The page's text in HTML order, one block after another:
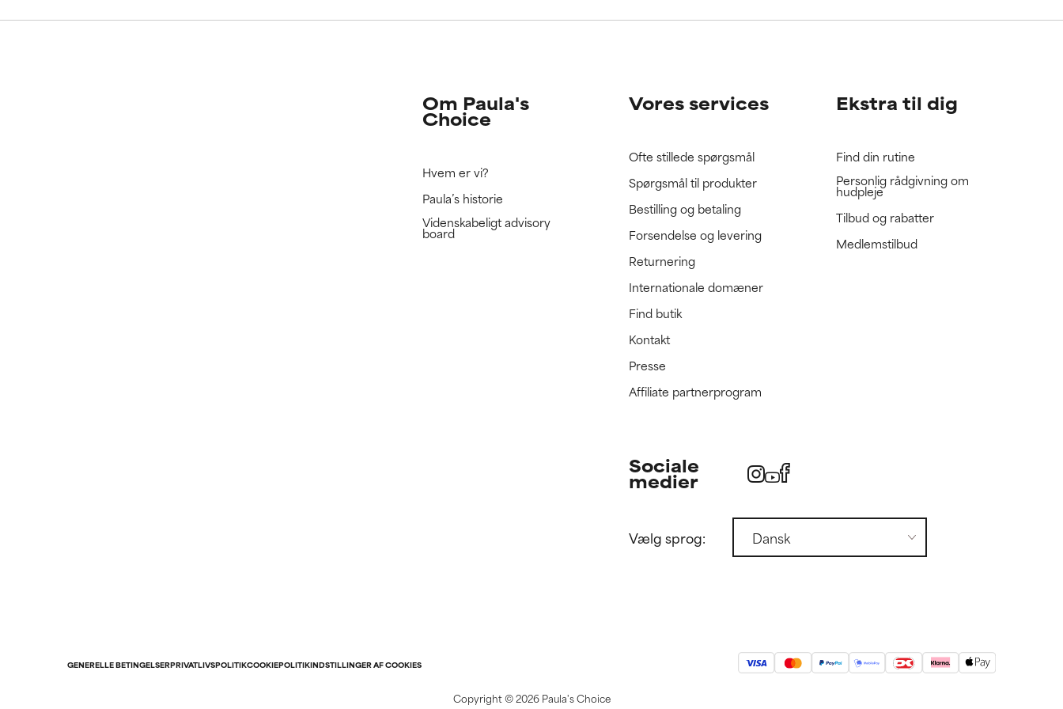
Vi har endnu ikke ratet denne ingrediens, fordi vi ikke har haft mulighed for at gennemgå
Vi har endnu ikke ratet denne ingrediens, fordi vi ikke har haft mulighed for at gennemgå
Om Paula's
Choice
Hvem er vi?
Paula’s historie
Videnskabeligt advisory
board
Vores services
Ofte stillede spørgsmål
Spørgsmål til produkter
Bestilling og betaling
Forsendelse og levering
Returnering
Internationale domæner
Find butik
Kontakt
Presse
Affiliate partnerprogram
Ekstra til dig
Find din rutine
Personlig rådgivning om
hudpleje
Tilbud og rabatter
Medlemstilbud
Sociale
medier
Vælg sprog:
GENERELLE BETINGELSERPRIVATLIVSPOLITIKCOOKIEPOLITIKINDSTILLINGER AF COOKIES
Copyright ©2026 Paula's Choice